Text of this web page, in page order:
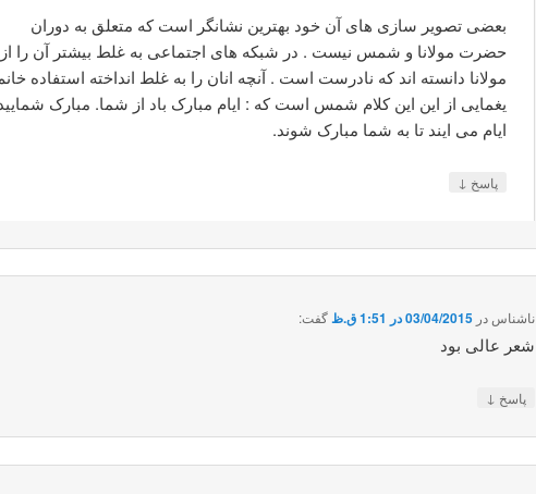
بعضی تصویر سازی های آن خود بهترین نشانگر است که متعلق به دوران
حضرت مولانا و شمس نیست . در شبکه های اجتماعی به غلط بیشتر آن را از
مولانا دانسته اند که نادرست است . آنچه انان را به غلط انداخته استفاده
یغمایی از این این کلام شمس است که : ایام مبارک باد از شما. مبارک
ایام می ایند تا به شما مبارک شوند.
پاسخ ↓
ناشناس در03/04/2015 در 1:51 ق.ظ گفت:
شعر عالی بود
پاسخ ↓